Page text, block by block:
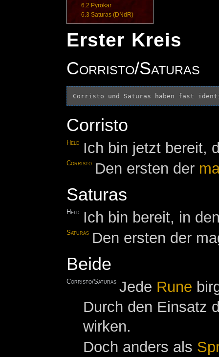
6.2 Pyrokar
6.3 Saturas (DNdR)
Erster Kreis
Corristo/Saturas
Corristo
Held Ich bin jetzt bereit,
Corristo Den ersten der
Saturas
Held Ich bin bereit, in
Saturas Den ersten der
Beide
Corristo/Saturas Jede Rune
Durch den Einsatz
wirken.
Doch anders als